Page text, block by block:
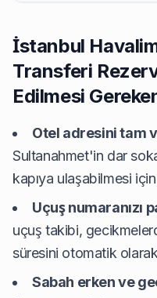
İstanbul
Transferi
Edilmesi
Otel adresini tam
Sultanahmet'in dar
kapıya ulaşabilmesi
Uçuş numaranızı
uçuş takibi,
süresini otomatik olarak
Sabah erken ve